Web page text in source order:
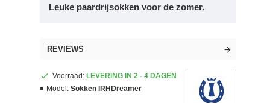
Leuke paardrijsokken voor de zomer.
REVIEWS
Voorraad: LEVERING IN 2 - 4 DAGEN
Model: Sokken IRHDreamer